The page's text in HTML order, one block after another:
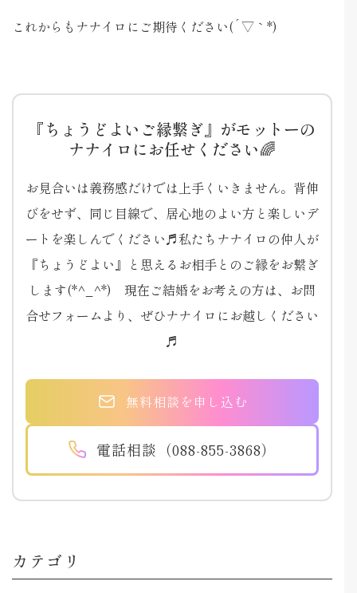
これからもナナイロにご期待ください(´▽｀*)
『ちょうどよいご縁繋ぎ』がモットーの
ナナイロにお任せください🌈
お見合いは義務感だけでは上手くいきません。背伸
びをせず、同じ目線で、居心地のよい方と楽しいデ
ートを楽しんでください♬私たちナナイロの仲人が
『ちょうどよい』と思えるお相手とのご縁をお繋ぎ
します(*^_^*) 現在ご結婚をお考えの方は、お問
合せフォームより、ぜひナナイロにお越しください
♬
無料相談を申し込む
電話相談（088-855-3868）
カテゴリ